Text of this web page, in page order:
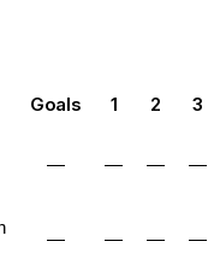
Goals 1 2 3
— — — —
— — — —